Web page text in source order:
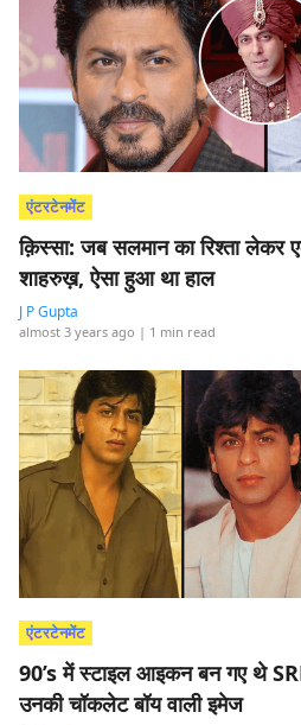
एंटरटेनमेंट
क़िस्सा: जब सलमान का रिश्ता
शाहरुख़, ऐसा हुआ था हाल
J P Gupta
almost 3 years ago | 1 min read
एंटरटेनमेंट
90’s में स्टाइल आइकन बन गए थे
उनकी चॉकलेट बॉय वाली इमेज